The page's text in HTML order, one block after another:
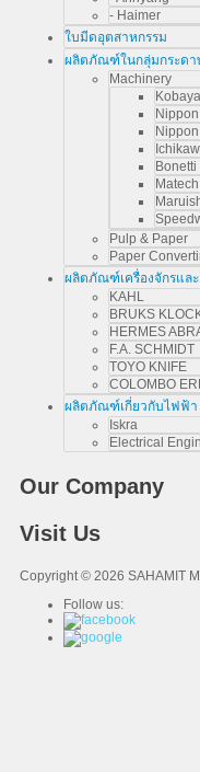
- Haimer
ใบมีดอุตสาหกรรม
ผลิตภัณฑ์ในกลุ่มกระดา
Machinery
Bonetti
Pulp & Paper
Paper
ผลิตภัณฑ์เครื่องจักรแล
KAHL
BRUKS
HERMES
F.A. SCHMIDT
TOYO KNIFE
COLOMBO
ผลิตภัณฑ์เกี่ยวกับไฟฟ้า
Iskra
Electrical
Our Company
Visit Us
Copyright © 2026 SAHAMIT
Follow us: